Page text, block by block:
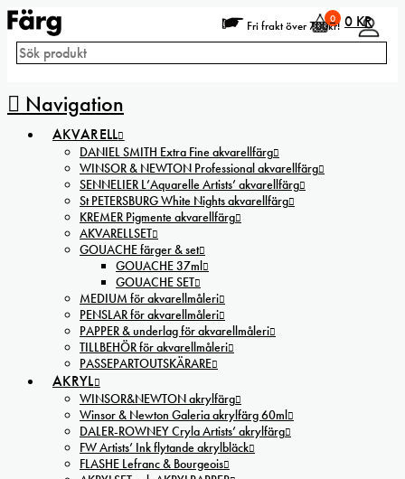
Fri frakt över 700kr!
Navigation
0 0 KR
AKVARELL
DANIEL SMITH Extra Fine akvarellfärg
WINSOR & NEWTON Professional akvarellfärg
SENNELIER L’Aquarelle Artists’ akvarellfärg
St PETERSBURG White Nights akvarellfärg
KREMER Pigmente akvarellfärg
AKVARELLSET
GOUACHE färger & set
GOUACHE 37ml
GOUACHE SET
MEDIUM för akvarellmåleri
PENSLAR för akvarellmåleri
PAPPER & underlag för akvarellmåleri
TILLBEHÖR för akvarellmåleri
PASSEPARTOUTSKÄRARE
AKRYL
WINSOR&NEWTON akrylfärg
Winsor & Newton Galeria akrylfärg 60ml
DALER-ROWNEY Cryla Artists’ akrylfärg
FW Artists’ Ink flytande akrylbläck
FLASHE Lefranc & Bourgeois